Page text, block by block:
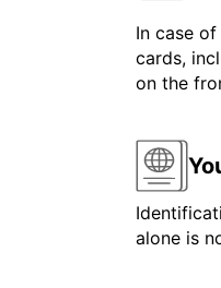
In case
cards,
on the
alone is